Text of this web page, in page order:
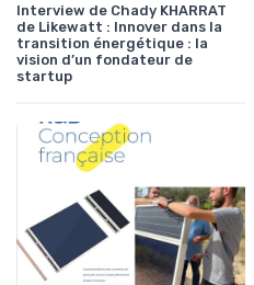
Interview de Chady KHARRAT
de Likewatt : Innover dans la
transition énergétique : la
vision d’un fondateur de
startup